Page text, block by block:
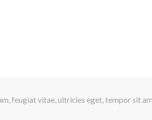
feugiat vitae, ultricies eget, tempor sit